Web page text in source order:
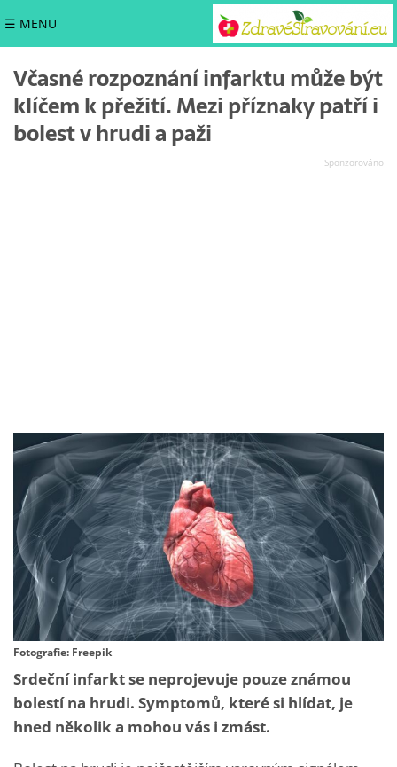
☰ MENU
Včasné rozpoznání infarktu může být
klíčem k přežití. Mezi příznaky patří i
bolest v hrudi a paži
Fotografie: Freepik
Srdeční infarkt se neprojevuje pouze známou
bolestí na hrudi. Symptomů, které si hlídat, je
hned několik a mohou vás i zmást.